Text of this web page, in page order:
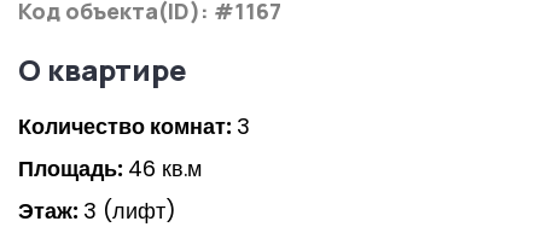
Код объекта(ID): #1167
О квартире
Количество комнат: 3
Площадь: 46 кв.м
Этаж: 3 (лифт)